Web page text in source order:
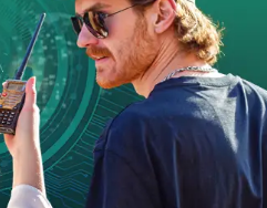
UK
IE
Biglietti